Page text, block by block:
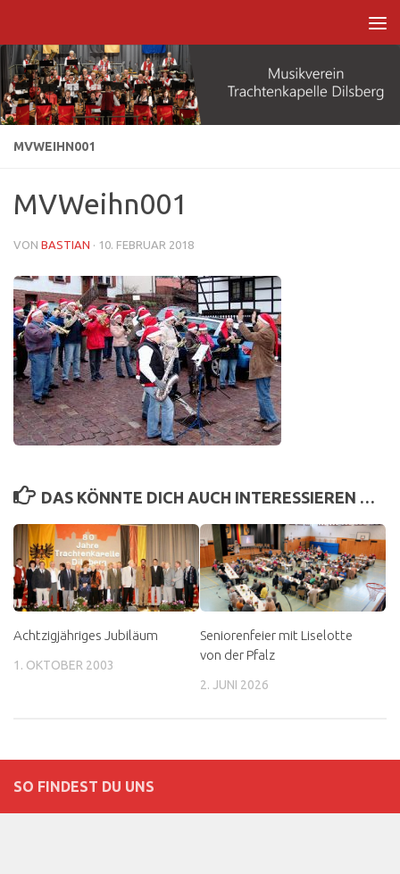
MVWEIHN001
MVWeihn001
VON BASTIAN · 10. FEBRUAR 2018
DAS KÖNNTE DICH AUCH INTERESSIEREN …
Achtzigjähriges Jubiläum
1. OKTOBER 2003
Seniorenfeier mit Liselotte
von der Pfalz
2. JUNI 2026
SO FINDEST DU UNS